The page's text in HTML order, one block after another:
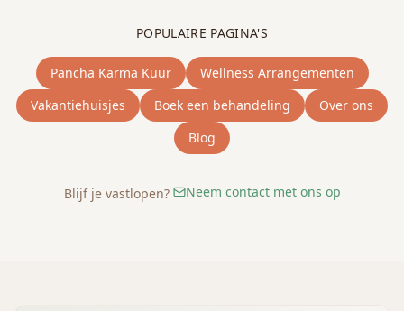
POPULAIRE PAGINA'S
Pancha Karma Kuur
Wellness Arrangementen
Vakantiehuisjes
Boek een behandeling
Over ons
Blog
Blijf je vastlopen? Neem contact met ons op